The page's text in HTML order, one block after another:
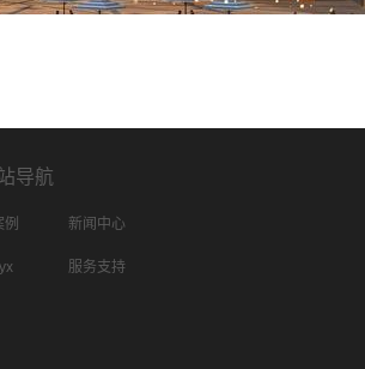
导航
新闻中心
服务支持